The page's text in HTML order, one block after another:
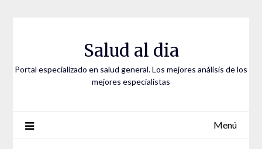
Salud al dia
Portal especializado en salud general. Los mejores análisis de los
mejores especialistas
Menú